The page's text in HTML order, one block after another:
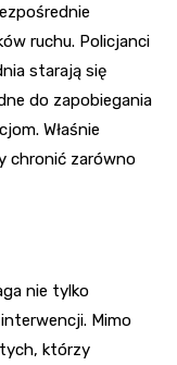
ruchu. Policjanci
starają się
do zapobiegania
Właśnie
chronić zarówno
nie tylko
Mimo
którzy